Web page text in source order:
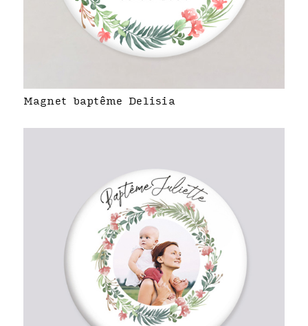
Magnet baptême Delisia